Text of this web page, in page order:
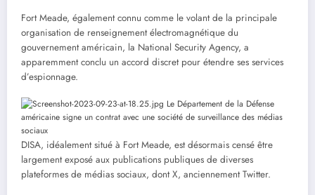
Fort Meade, également connu comme le volant de la principale
organisation de renseignement électromagnétique du
gouvernement américain, la National Security Agency, a
apparemment conclu un accord discret pour étendre ses services
d’espionnage.
DISA, idéalement situé à Fort Meade, est désormais censé être
largement exposé aux publications publiques de diverses
plateformes de médias sociaux, dont X, anciennement Twitter.